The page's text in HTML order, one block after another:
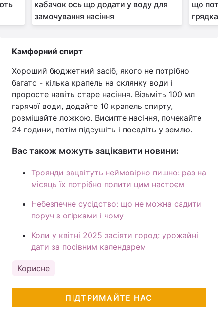
кабачок ось що додати у воду для
замочування насіння
що
Камфорний спирт
Хороший бюджетний засіб, якого не потрібно
багато - кілька крапель на склянку води і
проросте навіть старе насіння. Візьміть 100 мл
гарячої води, додайте 10 крапель спирту,
розмішайте ложкою. Висипте насіння, почекайте
24 години, потім підсушіть і посадіть у землю.
Вас також можуть зацікавити новини:
Троянди зацвітуть неймовірно пишно: раз на
місяць їх потрібно полити цим настоєм
Небезпечне сусідство: що не можна садити
поруч з огірками і чому
Коли у квітні 2025 засіяти город: урожайні
дати за посівним календарем
Корисне
ПІДТРИМАЙТЕ НАС